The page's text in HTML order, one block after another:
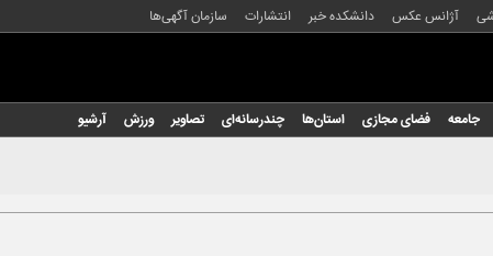
آژانس عکس دانشکده خبر انتشارات سازمان آگهی‌ها
جامعه فضای مجازی استان‌ها چندرسانه‌ای تصاویر ورزش آرشیو